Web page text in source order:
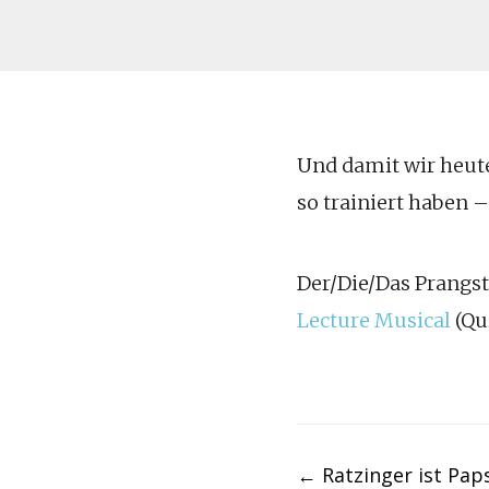
Und damit wir
so trainiert haben
Der/Die/Das
Lecture Musical
← Ratzinger ist